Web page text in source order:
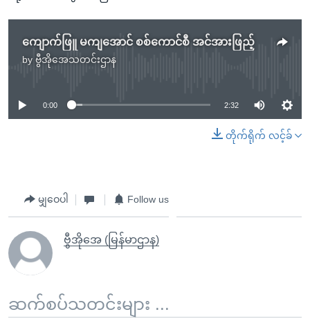
ကျောက်ဖြူ မကျအောင် စစ်ကောင်စီ အင်အားဖြည့်
by ဗွီအိုအေသတင်းဌာန
No media source currently available
0:00 2:32
တိုက်ရိုက် လင့်ခ်
မျှဝေပါ Follow us
ဗွီအိုအေ (မြန်မာဌာန)
ဆက်စပ်သတင်းများ ...